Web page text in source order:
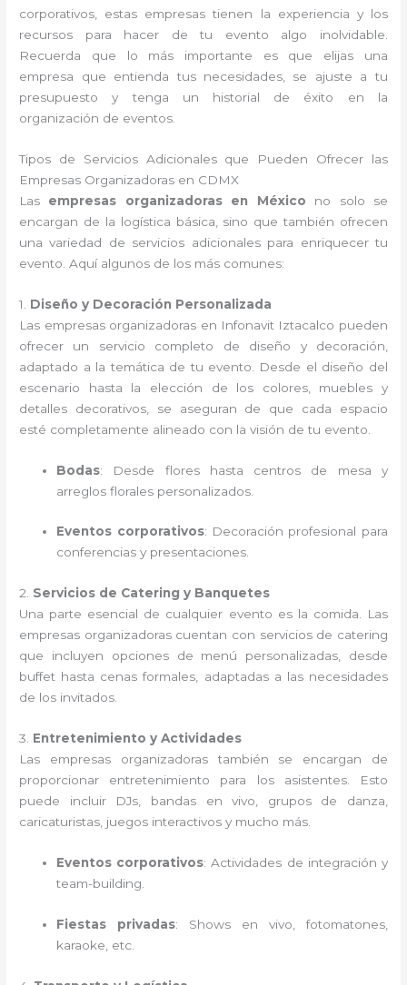
corporativos, estas empresas tienen la experiencia y los
recursos para hacer de tu evento algo inolvidable.
Recuerda que lo más importante es que elijas una
empresa que entienda tus necesidades, se ajuste a tu
presupuesto y tenga un historial de éxito en la
organización de eventos.
Tipos de Servicios Adicionales que Pueden Ofrecer las
Empresas Organizadoras en CDMX
Las empresas organizadoras en México no solo se
encargan de la logística básica, sino que también ofrecen
una variedad de servicios adicionales para enriquecer tu
evento. Aquí algunos de los más comunes:
1. Diseño y Decoración Personalizada
Las empresas organizadoras en Infonavit Iztacalco pueden
ofrecer un servicio completo de diseño y decoración,
adaptado a la temática de tu evento. Desde el diseño del
escenario hasta la elección de los colores, muebles y
detalles decorativos, se aseguran de que cada espacio
esté completamente alineado con la visión de tu evento.
Bodas: Desde flores hasta centros de mesa y
arreglos florales personalizados.
Eventos corporativos: Decoración profesional para
conferencias y presentaciones.
2. Servicios de Catering y Banquetes
Una parte esencial de cualquier evento es la comida. Las
empresas organizadoras cuentan con servicios de catering
que incluyen opciones de menú personalizadas, desde
buffet hasta cenas formales, adaptadas a las necesidades
de los invitados.
3. Entretenimiento y Actividades
Las empresas organizadoras también se encargan de
proporcionar entretenimiento para los asistentes. Esto
puede incluir DJs, bandas en vivo, grupos de danza,
caricaturistas, juegos interactivos y mucho más.
Eventos corporativos: Actividades de integración y
team-building.
Fiestas privadas: Shows en vivo, fotomatones,
karaoke, etc.